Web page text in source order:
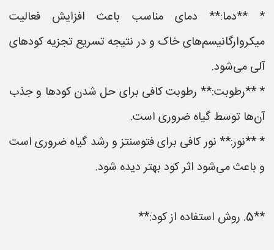
* **دما:** دمای مناسب باعث افزایش فعالیت
میکروارگانیسم‌های خاک و در نتیجه تسریع تجزیه کودهای
آلی می‌شود.
* **رطوبت:** رطوبت کافی برای حل شدن کودها و جذب
آن‌ها توسط گیاه ضروری است.
* **نور:** نور کافی برای فتوسنتز و رشد گیاه ضروری است
و باعث می‌شود اثر کود بهتر دیده شود.
**5. روش استفاده از کود:**